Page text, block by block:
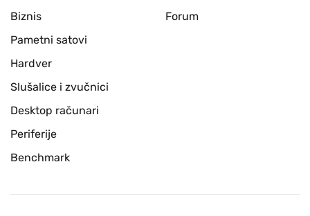
Biznis
Pametni satovi
Hardver
Slušalice i zvučnici
Desktop računari
Periferije
Benchmark
Forum